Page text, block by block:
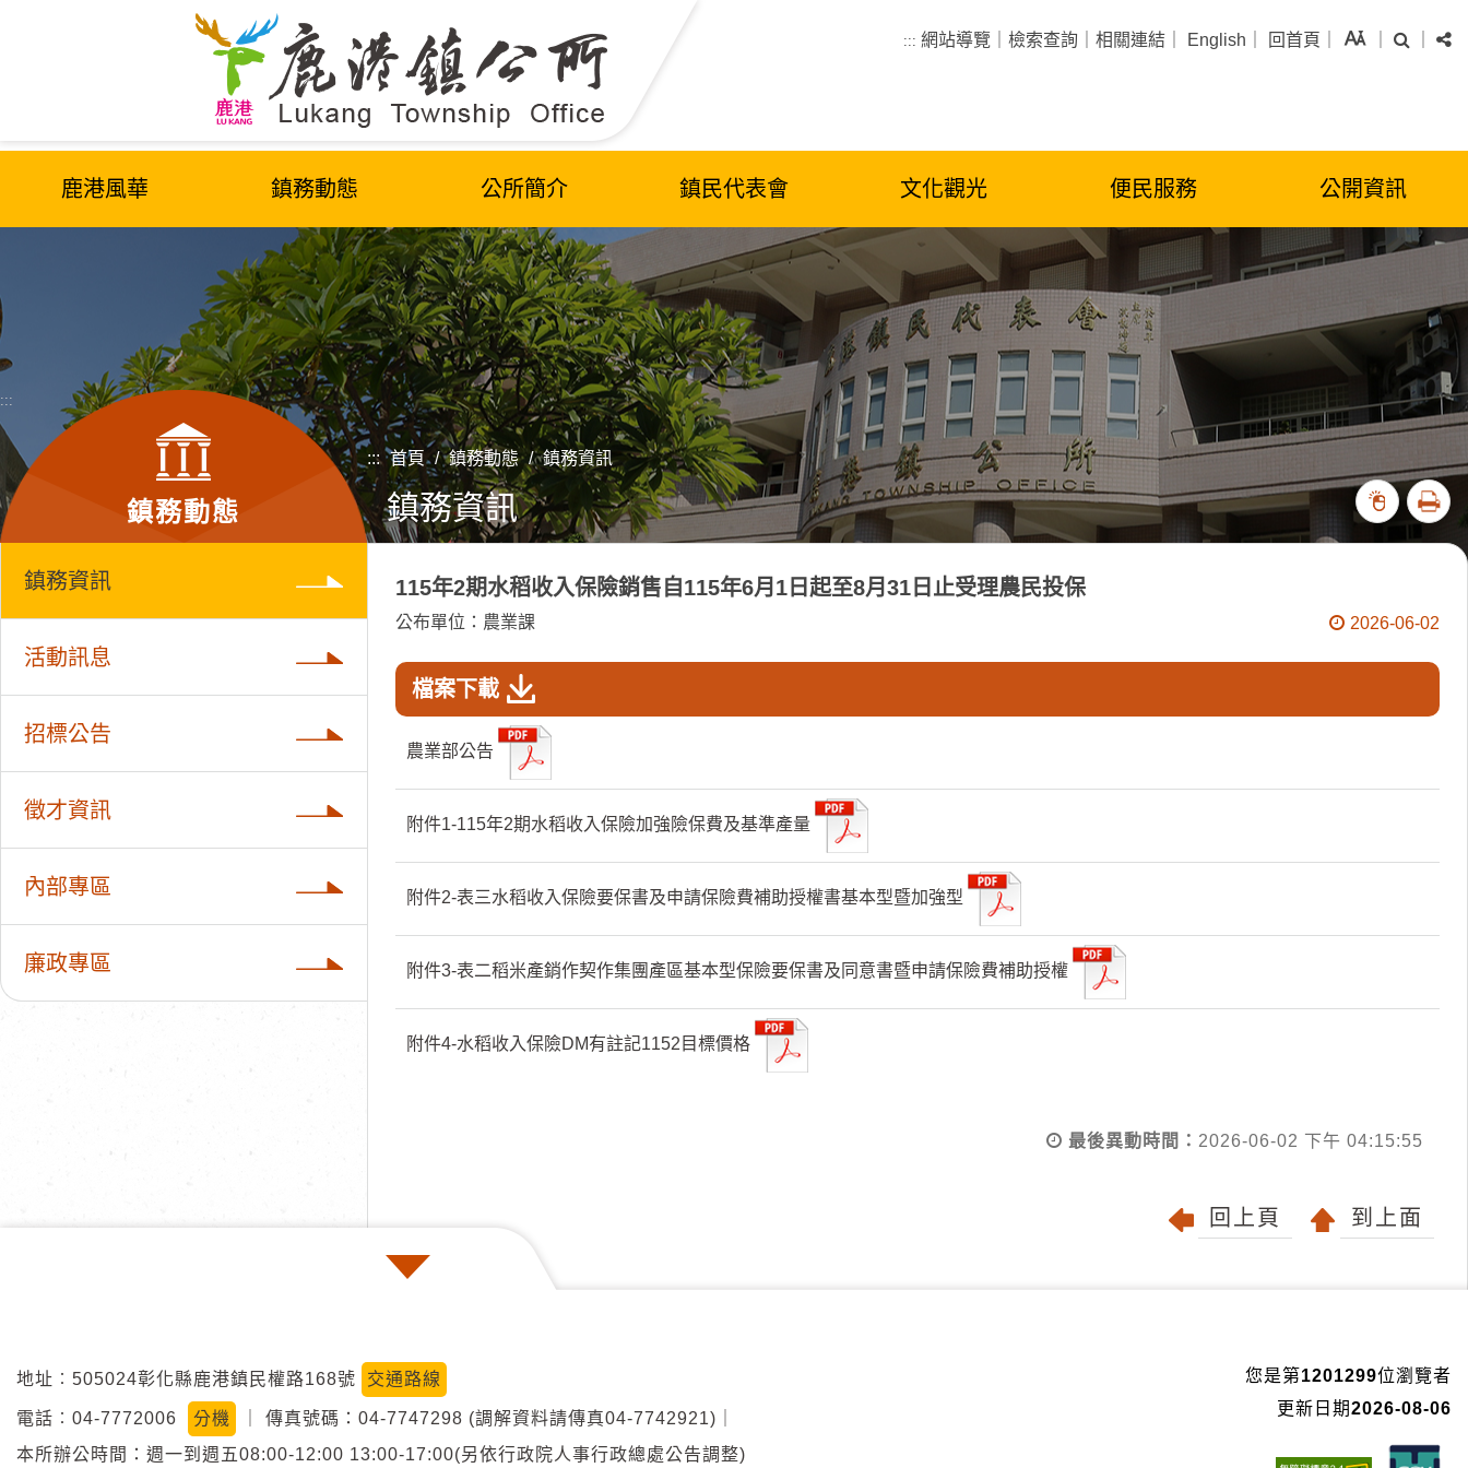
::: 網站導覽 檢索查詢 相關連結 English 回首頁 字級 搜尋
鹿港風華 鎮務動態 公所簡介 鎮民代表會 文化觀光 便民服務 公開資訊
::: 首頁 / 鎮務動態 / 鎮務資訊
鎮務資訊
101455
列印
:::
鎮務動態
鎮務資訊
活動訊息
招標公告
徵才資訊
內部專區
廉政專區
115年2期水稻收入保險銷售自115年6月1日起至8月31日止受理農民投保
2026-06-02
公布單位：農業課
檔案下載
農業部公告
附件1-115年2期水稻收入保險加強險保費及基準產量
附件2-表三水稻收入保險要保書及申請保險費補助授權書基本型暨加強型
附件3-表二稻米產銷作契作集團產區基本型保險要保書及同意書暨申請保險費補助授權
附件4-水稻收入保險DM有註記1152目標價格
最後異動時間： 2026-06-02 下午 04:15:55
回上頁 到上面
地址︰505024彰化縣鹿港鎮民權路168號 交通路線
電話︰04-7772006 分機 傳真號碼：04-7747298 (調解資料請傳真04-7742921)
本所辦公時間：週一到週五08:00-12:00 13:00-17:00(另依行政院人事行政總處公告調整)
您是第1201299位瀏覽者
更新日期2026-08-06